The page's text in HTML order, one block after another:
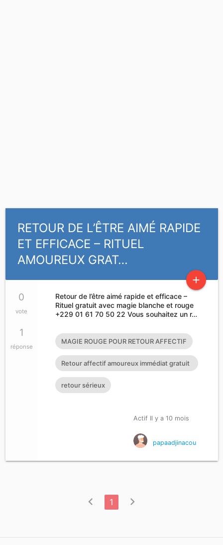
RETOUR DE L’ÊTRE AIMÉ RAPIDE
ET EFFICACE – RITUEL
AMOUREUX GRAT…
add
0
vote
1
réponse
Retour de l’être aimé rapide et efficace –
Rituel gratuit avec magie blanche et rouge
+229 01 61 70 50 22 Vous souhaitez un r…
MAGIE ROUGE POUR RETOUR AFFECTIF
Retour affectif amoureux immédiat gratuit
Rituel retour affectif
retour sérieux
Actif Il y a 10 mois
papaadjinacou
chevron_left 1 chevron_right